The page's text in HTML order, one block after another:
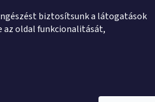
biztosítsunk a látogatások
oldal funkcionalitását,